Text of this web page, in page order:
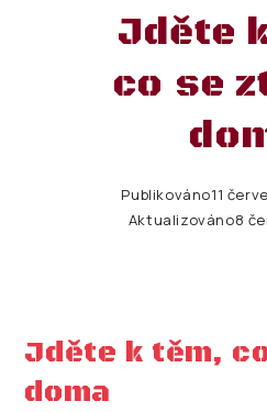
Jděte
co se
Publikováno11
Aktualizováno8
Jděte k těm,
doma